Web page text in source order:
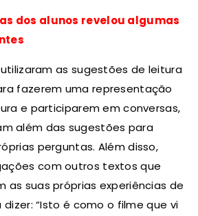
dos alunos revelou algumas
as sugestões de leitura
fazerem uma representação
e participarem em conversas,
além das sugestões para
perguntas. Além disso,
com outros textos que
as suas próprias experiências de
dizer: “Isto é como o filme que vi